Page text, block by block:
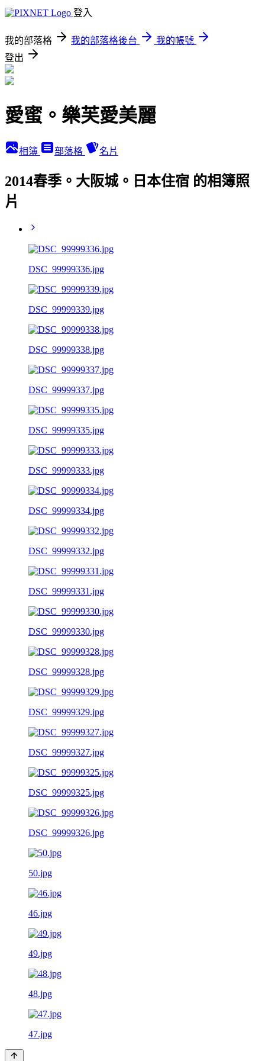
登入
我的部落格 我的部落格後台
我的帳號
登出
愛蜜。樂芙愛美麗
相簿 部落格 名片
2014春季。大阪城。日本住宿 的相簿照
片
DSC_99999336.jpg
DSC_99999339.jpg
DSC_99999338.jpg
DSC_99999337.jpg
DSC_99999335.jpg
DSC_99999333.jpg
DSC_99999334.jpg
DSC_99999332.jpg
DSC_99999331.jpg
DSC_99999330.jpg
DSC_99999328.jpg
DSC_99999329.jpg
DSC_99999327.jpg
DSC_99999325.jpg
DSC_99999326.jpg
50.jpg
46.jpg
49.jpg
48.jpg
47.jpg